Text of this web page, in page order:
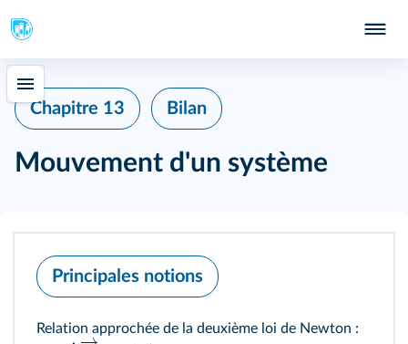
Chapitre 13 Bilan
Mouvement d'un système
Principales notions
Relation approchée de la deuxième loi de Newton :